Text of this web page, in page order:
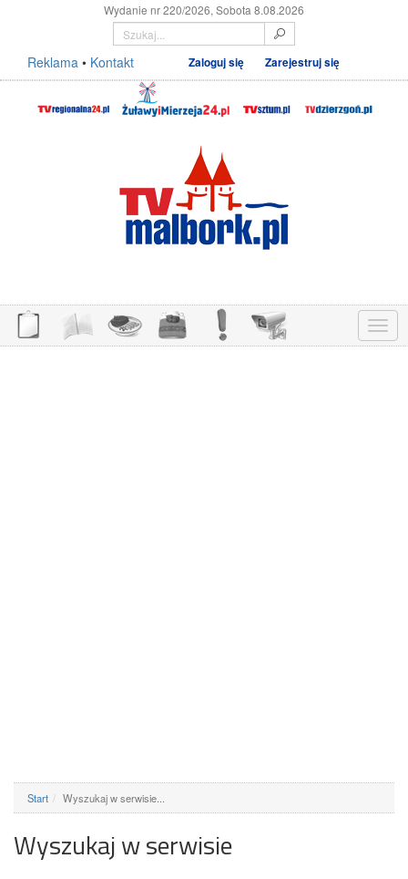
Wydanie nr 220/2026, Sobota 8.08.2026
Reklama • Kontakt Zaloguj się Zarejestruj się
Menu
Start Wyszukaj w serwisie...
Wyszukaj w serwisie